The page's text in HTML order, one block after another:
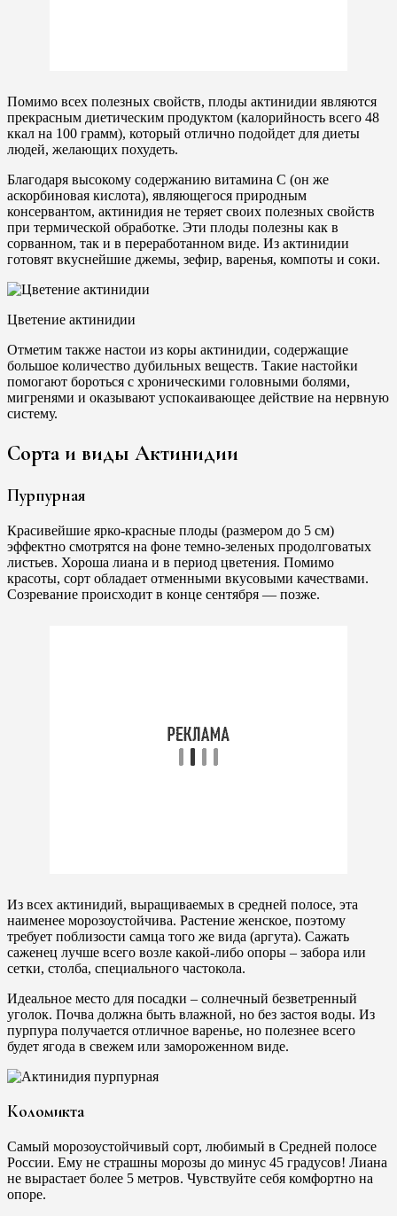
Помимо всех полезных свойств, плоды актинидии являются
прекрасным диетическим продуктом (калорийность всего 48
ккал на 100 грамм), который отлично подойдет для диеты
людей, желающих похудеть.
Благодаря высокому содержанию витамина С (он же
аскорбиновая кислота), являющегося природным
консервантом, актинидия не теряет своих полезных свойств
при термической обработке. Эти плоды полезны как в
сорванном, так и в переработанном виде. Из актинидии
готовят вкуснейшие джемы, зефир, варенья, компоты и соки.
Цветение актинидии
Отметим также настои из коры актинидии, содержащие
большое количество дубильных веществ. Такие настойки
помогают бороться с хроническими головными болями,
мигренями и оказывают успокаивающее действие на нервную
систему.
Сорта и виды Актинидии
Пурпурная
Красивейшие ярко-красные плоды (размером до 5 см)
эффектно смотрятся на фоне темно-зеленых продолговатых
листьев. Хороша лиана и в период цветения. Помимо
красоты, сорт обладает отменными вкусовыми качествами.
Созревание происходит в конце сентября — позже.
Из всех актинидий, выращиваемых в средней полосе, эта
наименее морозоустойчива. Растение женское, поэтому
требует поблизости самца того же вида (аргута). Сажать
саженец лучше всего возле какой-либо опоры – забора или
сетки, столба, специального частокола.
Идеальное место для посадки – солнечный безветренный
уголок. Почва должна быть влажной, но без застоя воды. Из
пурпура получается отличное варенье, но полезнее всего
будет ягода в свежем или замороженном виде.
Коломикта
Самый морозоустойчивый сорт, любимый в Средней полосе
России. Ему не страшны морозы до минус 45 градусов! Лиана
не вырастает более 5 метров. Чувствуйте себя комфортно на
опоре.